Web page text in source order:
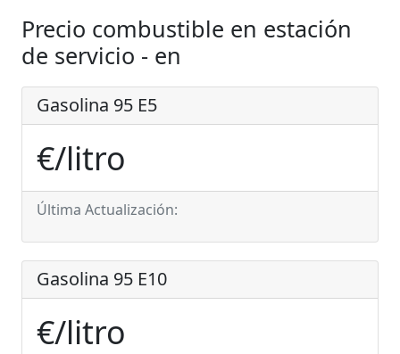
Precio combustible en estación
de servicio - en
Gasolina 95 E5
€/litro
Última Actualización:
Gasolina 95 E10
€/litro